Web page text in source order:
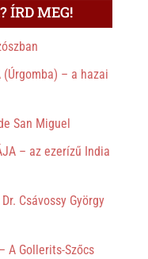
ÍRD MEG!
(Úrgomba) – a hazai
San Miguel
– az ezerízű India
Csávossy György
A Gollerits-Szőcs